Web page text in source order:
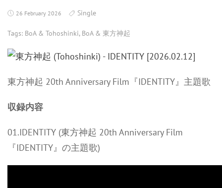
26 February 2026 Single
Tags: BoA & Tohoshinki, BoA & 東方神起
東方神起 20th Anniversary Film『IDENTITY』主題歌
収録内容
01.IDENTITY (東方神起 20th Anniversary Film
『IDENTITY』の主題歌)